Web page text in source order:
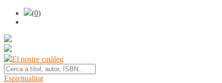
(0)
El nostre catàleg
Espiritualitat